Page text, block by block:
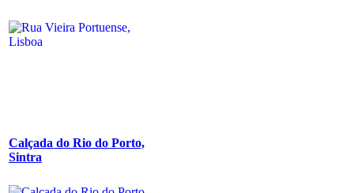
Calçada do Rio do Porto,
Sintra